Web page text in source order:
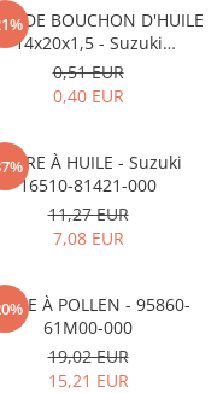
DE BOUCHON D'HUILE
14x20x1,5 - Suzuki
09168M14015-000
0,51 EUR
0,40 EUR
À HUILE - Suzuki
16510-81421-000
11,27 EUR
7,08 EUR
À POLLEN - 95860-
61M00-000
19,02 EUR
15,21 EUR